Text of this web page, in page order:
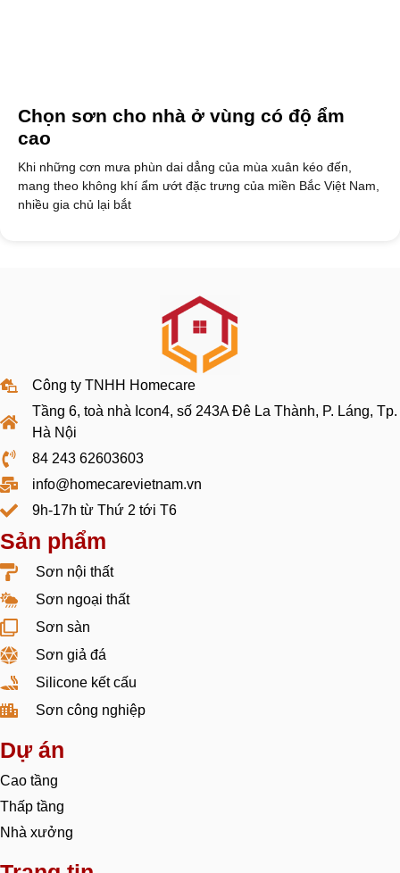
Chọn sơn cho nhà ở vùng có độ ẩm
cao
Khi những cơn mưa phùn dai dẳng của mùa xuân kéo đến,
mang theo không khí ẩm ướt đặc trưng của miền Bắc Việt Nam,
nhiều gia chủ lại bắt
Công ty TNHH Homecare
Tầng 6, toà nhà Icon4, số 243A Đê La Thành, P. Láng, Tp.
Hà Nội
84 243 62603603
info@homecarevietnam.vn
9h-17h từ Thứ 2 tới T6
Sản phẩm
Sơn nội thất
Sơn ngoại thất
Sơn sàn
Sơn giả đá
Silicone kết cấu
Sơn công nghiệp
Dự án
Cao tầng
Thấp tầng
Nhà xưởng